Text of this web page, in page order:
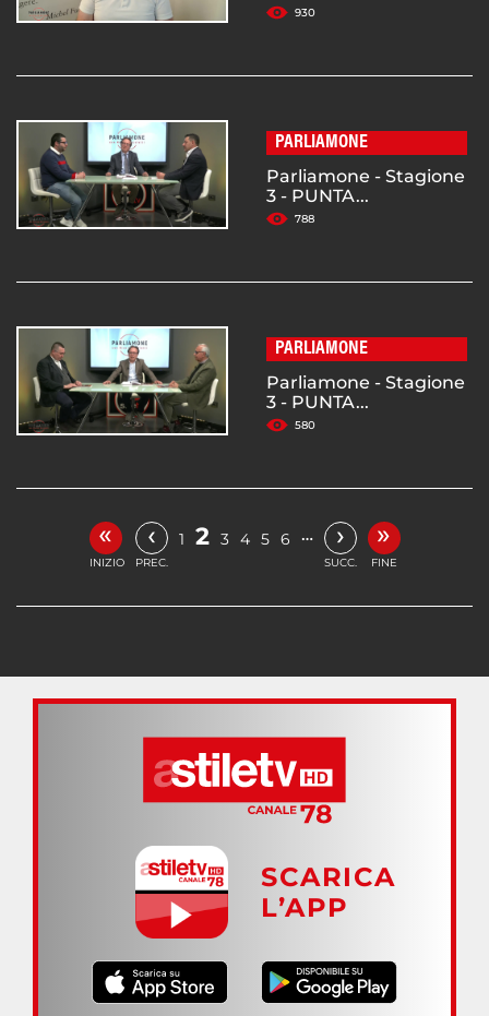
930
PARLIAMONE
Parliamone - Stagione
3 - PUNTA...
788
PARLIAMONE
Parliamone - Stagione
3 - PUNTA...
580
«
INIZIO
‹
PREC.
1 2 3 4 5 6 … ›
SUCC.
»
FINE
SCARICA
L’APP